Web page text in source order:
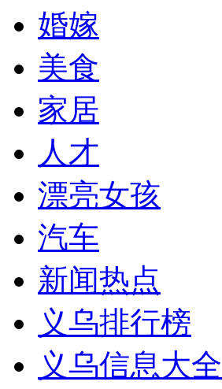
婚嫁
美食
家居
人才
漂亮女孩
汽车
新闻热点
义乌排行榜
义乌信息大全